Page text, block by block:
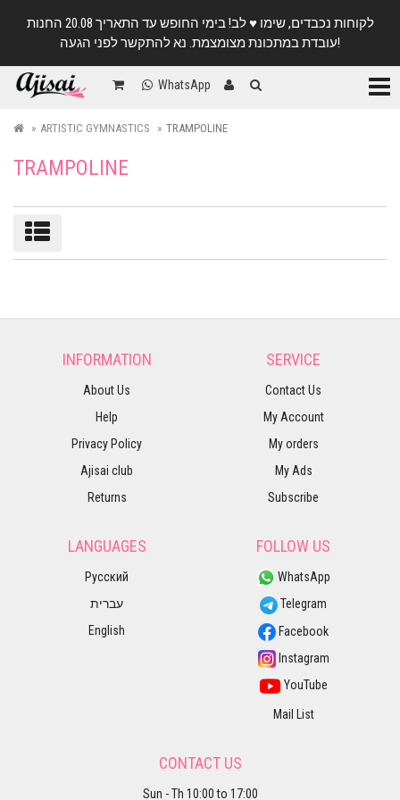
לקוחות נכבדים, שימו ♥️ לב! בימי החופש עד התאריך 20.08 החנות
עובדת במתכונת מצומצמת. נא להתקשר לפני הגעה!
WhatsApp
ARTISTIC GYMNASTICS TRAMPOLINE
TRAMPOLINE
Sort/filter
INFORMATION
About Us
Help
Privacy Policy
Ajisai club
Returns
SERVICE
Contact Us
My Account
My orders
My Ads
Subscribe
LANGUAGES
Русский
עברית
English
FOLLOW US
WhatsApp
Telegram
Facebook
Instagram
YouTube
Mail List
CONTACT US
Sun - Th 10:00 to 17:00